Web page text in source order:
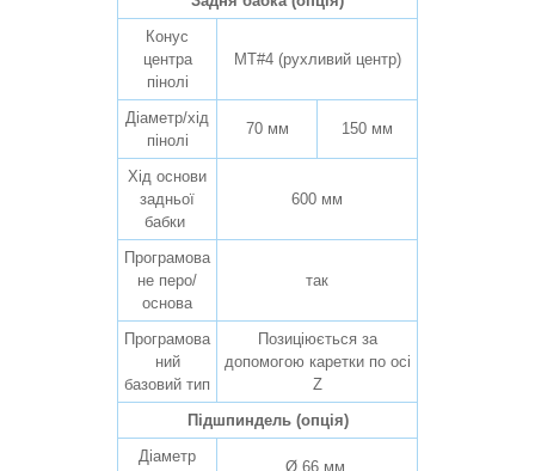
Конус
центра
пінолі
MT#4 (рухливий центр)
Діаметр/хід
пінолі
70 мм 150 мм
Хід основи
задньої
бабки
600 мм
Програмова
не перо/
основа
так
Програмова
ний
базовий тип
Позиціюється за
допомогою каретки по осі
Z
Підшпиндель (опція)
Діаметр
Ø 66 мм